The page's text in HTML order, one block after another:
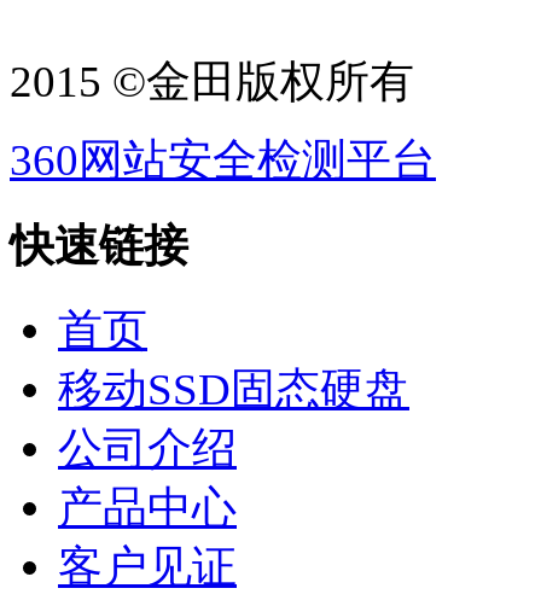
2015 ©金田版权所有
360网站安全检测平台
快速链接
首页
移动SSD固态硬盘
公司介绍
产品中心
客户见证